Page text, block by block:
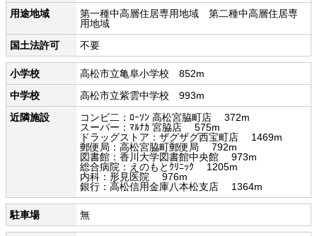
用途地域
第一種中高層住居専用地域 第二種中高層住居専
用地域
国土法許可
不要
小学校
高松市立亀阜小学校 852m
中学校
高松市立紫雲中学校 993m
近隣施設
コンビ二：ﾛｰｿﾝ 高松宮脇町店 372m
スーパー：ﾏﾙﾅｶ 宮脇店 575m
ドラッグストア：ザグザグ西宝町店 1469m
郵便局：高松宮脇町郵便局 792m
図書館：香川大学図書館中央館 973m
総合病院：えのもとｸﾘﾆｯｸ 1205m
内科：形見医院 976m
銀行：高松信用金庫八本松支店 1364m
駐車場 無